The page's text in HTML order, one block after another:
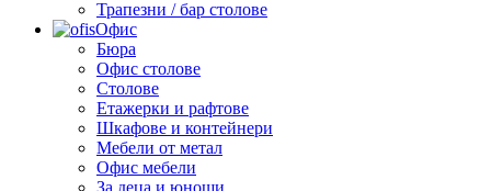
Трапезни / бар столове
Офис
Бюра
Офис столове
Столове
Етажерки и рафтове
Шкафове и контейнери
Мебели от метал
Офис мебели
За деца и юноши